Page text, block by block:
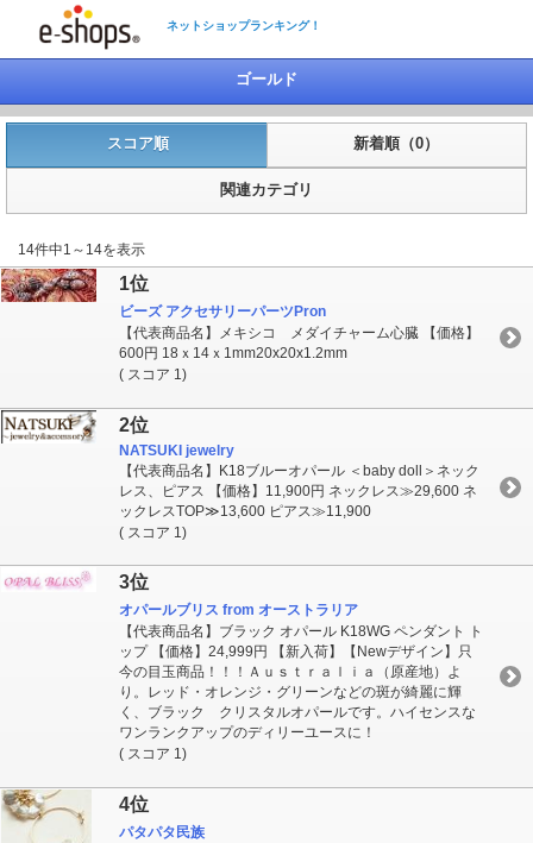
ネットショップランキング！
ゴールド
スコア順 新着順（0）
関連カテゴリ
14件中1～14を表示
1位
ビーズ アクセサリーパーツPron
【代表商品名】メキシコ メダイチャーム心臓 【価格】
600円 18ｘ14ｘ1mm20x20x1.2mm
( スコア 1)
2位
NATSUKI jewelry
【代表商品名】K18ブルーオパール ＜baby doll＞ネック
レス、ピアス 【価格】11,900円 ネックレス≫29,600 ネ
ックレスTOP≫13,600 ピアス≫11,900
( スコア 1)
3位
オパールブリス from オーストラリア
【代表商品名】ブラック オパール K18WG ペンダント ト
ップ 【価格】24,999円 【新入荷】【Newデザイン】只
今の目玉商品！！！Ａｕｓｔｒａｌｉａ（原産地）よ
り。レッド・オレンジ・グリーンなどの斑が綺麗に輝
く、ブラック クリスタルオパールです。ハイセンスな
ワンランクアップのディリーユースに！
( スコア 1)
4位
パタパタ民族